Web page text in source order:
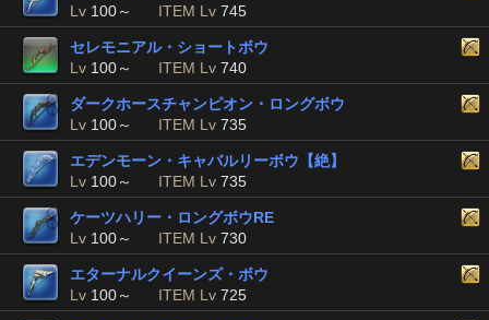
Lv 100～ ITEM Lv 745
セレモニアル・ショートボウ
Lv 100～ ITEM Lv 740
ダークホースチャンピオン・ロングボウ
Lv 100～ ITEM Lv 735
エデンモーン・キャバルリーボウ【絶】
Lv 100～ ITEM Lv 735
ケーツハリー・ロングボウRE
Lv 100～ ITEM Lv 730
エターナルクイーンズ・ボウ
Lv 100～ ITEM Lv 725